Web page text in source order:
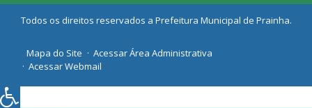
Todos os direitos reservados a Prefeitura Municipal de Prainha.
Mapa do Site
Acessar Área Administrativa
Acessar Webmail